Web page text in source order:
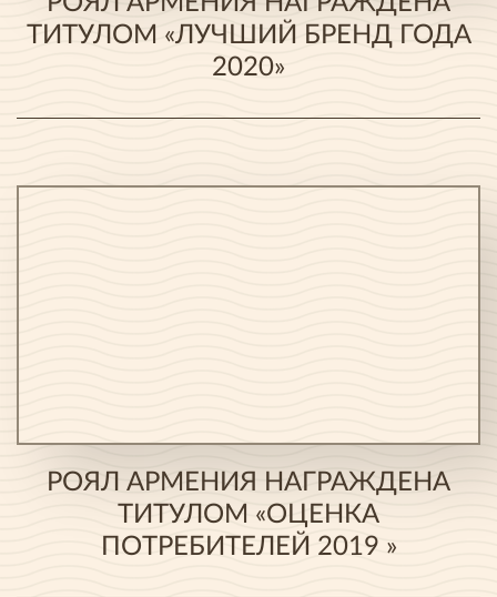
ТИТУЛОМ «ЛУЧШИЙ БРЕНД ГОДА
2020»
РОЯЛ АРМЕНИЯ НАГРАЖДЕНА
ТИТУЛОМ «ОЦЕНКА
ПОТРЕБИТЕЛЕЙ 2019 »